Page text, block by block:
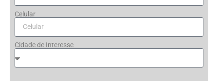
Celular
Cidade de Interesse